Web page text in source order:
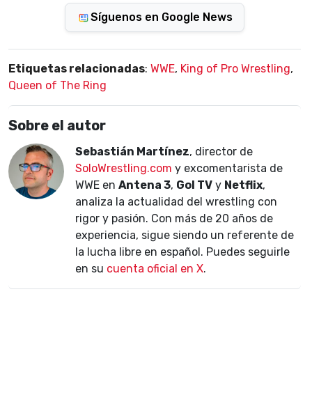
Síguenos en Google News
Etiquetas relacionadas: WWE, King of Pro Wrestling,
Queen of The Ring
Sobre el autor
Sebastián Martínez, director de
SoloWrestling.com y excomentarista de
WWE en Antena 3, Gol TV y Netflix,
analiza la actualidad del wrestling con
rigor y pasión. Con más de 20 años de
experiencia, sigue siendo un referente de
la lucha libre en español. Puedes seguirle
en su cuenta oficial en X.